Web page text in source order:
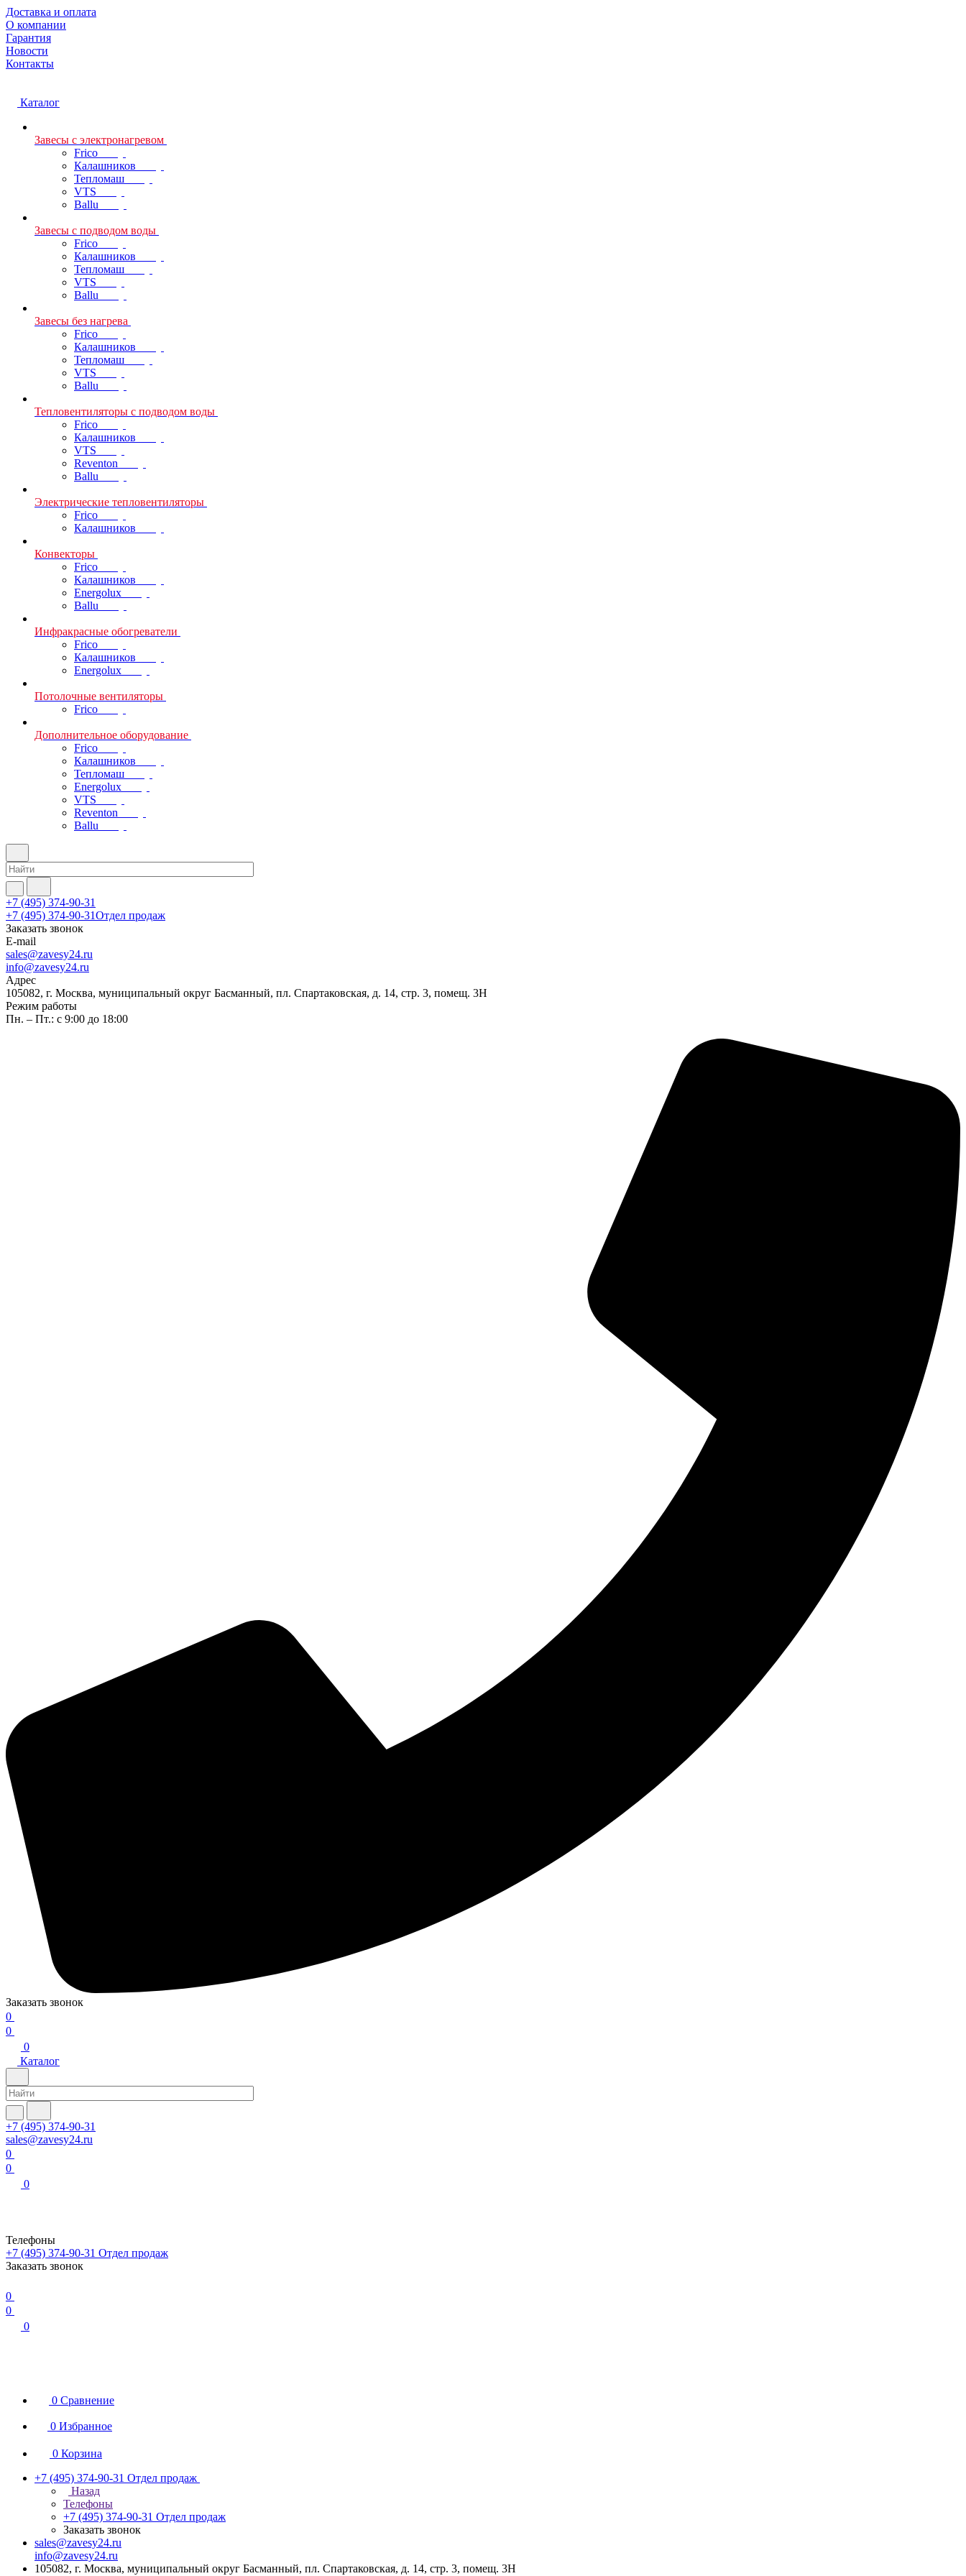
Доставка и оплата
О компании
Гарантия
Новости
Контакты
Каталог
Завесы с электронагревом
Frico
Калашников
Тепломаш
VTS
Ballu
Завесы с подводом воды
Frico
Калашников
Тепломаш
VTS
Ballu
Завесы без нагрева
Frico
Калашников
Тепломаш
VTS
Ballu
Тепловентиляторы с подводом воды
Frico
Калашников
VTS
Reventon
Ballu
Электрические тепловентиляторы
Frico
Калашников
Конвекторы
Frico
Калашников
Energolux
Ballu
Инфракрасные обогреватели
Frico
Калашников
Energolux
Потолочные вентиляторы
Frico
Дополнительное оборудование
Frico
Калашников
Тепломаш
Energolux
VTS
Reventon
Ballu
+7 (495) 374-90-31
+7 (495) 374-90-31Отдел продаж
Заказать звонок
E-mail
sales@zavesy24.ru
info@zavesy24.ru
Адрес
105082, г. Москва, муниципальный округ Басманный, пл. Спартаковская, д. 14, стр. 3, помещ. 3Н
Режим работы
Пн. – Пт.: с 9:00 до 18:00
Заказать звонок
0
0
0
Каталог
+7 (495) 374-90-31
sales@zavesy24.ru
0
0
0
Телефоны
+7 (495) 374-90-31 Отдел продаж
Заказать звонок
0
0
0
0 Сравнение
0 Избранное
0 Корзина
+7 (495) 374-90-31 Отдел продаж
Назад
Телефоны
+7 (495) 374-90-31 Отдел продаж
Заказать звонок
sales@zavesy24.ru
info@zavesy24.ru
105082, г. Москва, муниципальный округ Басманный, пл. Спартаковская, д. 14, стр. 3, помещ. 3Н